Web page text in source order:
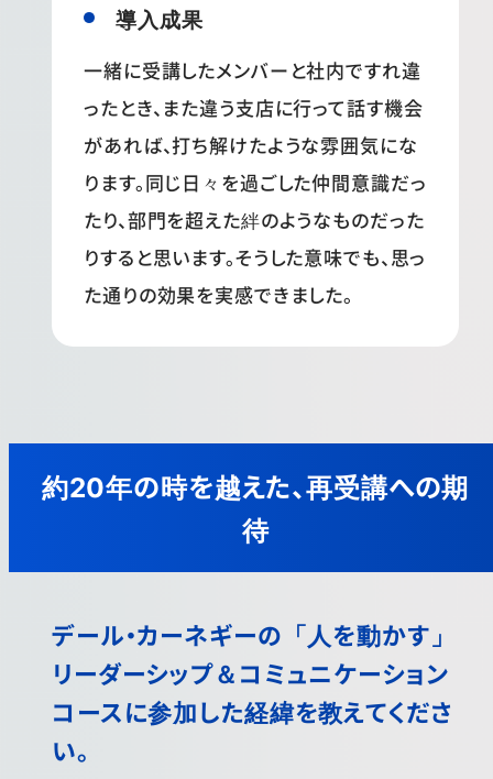
導入成果
一緒に受講したメンバーと社内ですれ違
ったとき、また違う支店に行って話す機会
があれば、打ち解けたような雰囲気にな
ります。同じ日々を過ごした仲間意識だっ
たり、部門を超えた絆のようなものだった
りすると思います。そうした意味でも、思っ
た通りの効果を実感できました。
約20年の時を越えた、再受講への期
待
デール・カーネギーの「人を動かす」
リーダーシップ＆コミュニケーション
コースに参加した経緯を教えてくださ
い。